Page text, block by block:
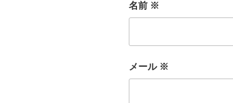
名前 ※
メール ※